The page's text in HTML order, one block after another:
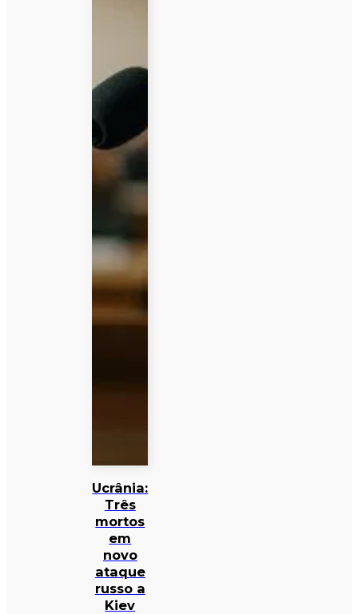
Ucrânia:
Três
mortos
em
novo
ataque
russo a
Kiev